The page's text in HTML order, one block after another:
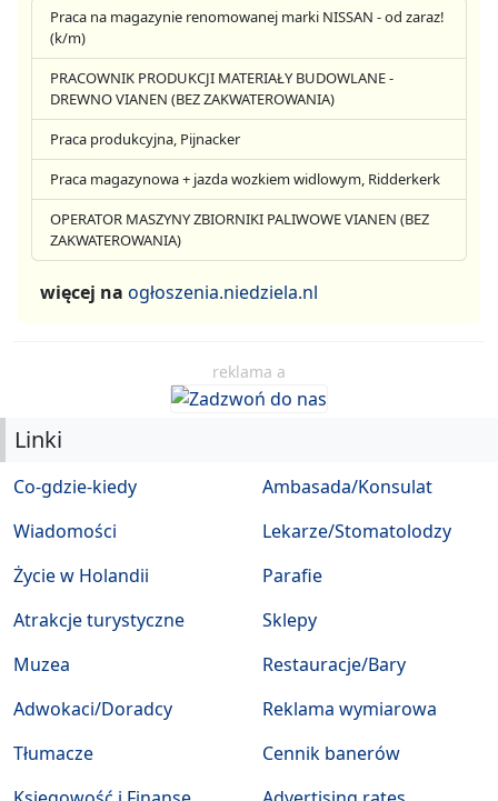
Praca na magazynie renomowanej marki NISSAN - od zaraz!
(k/m)
PRACOWNIK PRODUKCJI MATERIAŁY BUDOWLANE -
DREWNO VIANEN (BEZ ZAKWATEROWANIA)
Praca produkcyjna, Pijnacker
Praca magazynowa + jazda wozkiem widlowym, Ridderkerk
OPERATOR MASZYNY ZBIORNIKI PALIWOWE VIANEN (BEZ
ZAKWATEROWANIA)
więcej na ogłoszenia.niedziela.nl
reklama a
Linki
Co-gdzie-kiedy
Wiadomości
Życie w Holandii
Atrakcje turystyczne
Muzea
Ambasada/Konsulat
Lekarze/Stomatolodzy
Parafie
Sklepy
Restauracje/Bary
Adwokaci/Doradcy
Tłumacze
Reklama wymiarowa
Cennik banerów